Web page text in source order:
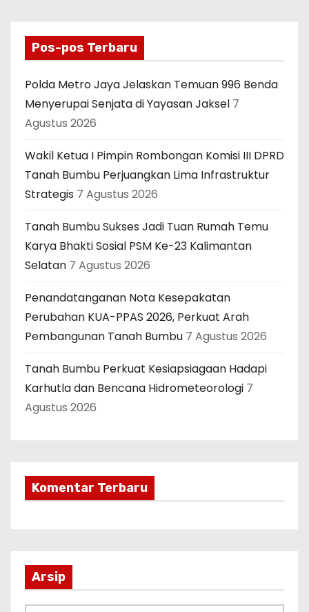
Pos-pos Terbaru
Polda Metro Jaya Jelaskan Temuan 996 Benda
Menyerupai Senjata di Yayasan Jaksel 7
Agustus 2026
Wakil Ketua I Pimpin Rombongan Komisi III DPRD
Tanah Bumbu Perjuangkan Lima Infrastruktur
Strategis 7 Agustus 2026
Tanah Bumbu Sukses Jadi Tuan Rumah Temu
Karya Bhakti Sosial PSM Ke-23 Kalimantan
Selatan 7 Agustus 2026
Penandatanganan Nota Kesepakatan
Perubahan KUA-PPAS 2026, Perkuat Arah
Pembangunan Tanah Bumbu 7 Agustus 2026
Tanah Bumbu Perkuat Kesiapsiagaan Hadapi
Karhutla dan Bencana Hidrometeorologi 7
Agustus 2026
Komentar Terbaru
Arsip